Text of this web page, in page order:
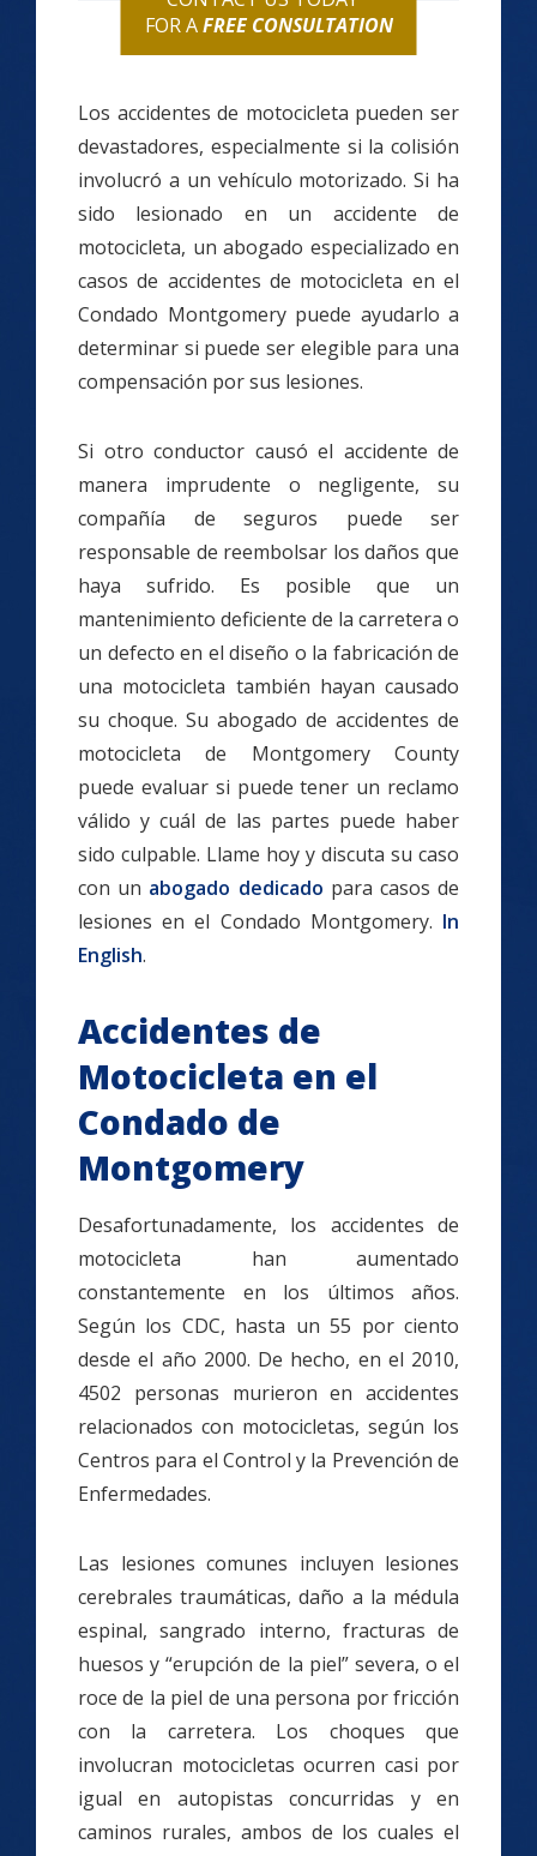
FOR AFREE CONSULTATION
Los accidentes de motocicleta pueden ser
devastadores, especialmente si la colisión
involucró a un vehículo motorizado. Si ha
sido lesionado en un accidente de
motocicleta, un abogado especializado en
casos de accidentes de motocicleta en el
Condado Montgomery puede ayudarlo a
determinar si puede ser elegible para una
compensación por sus lesiones.
Si otro conductor causó el accidente de
manera imprudente o negligente, su
compañía de seguros puede ser
responsable de reembolsar los daños que
haya sufrido. Es posible que un
mantenimiento deficiente de la carretera o
un defecto en el diseño o la fabricación de
una motocicleta también hayan causado
su choque. Su abogado de accidentes de
motocicleta de Montgomery County
puede evaluar si puede tener un reclamo
válido y cuál de las partes puede haber
sido culpable. Llame hoy y discuta su caso
con un abogado dedicado para casos de
lesiones en el Condado Montgomery. In
English.
Accidentes de
Motocicleta en el
Condado de
Montgomery
Desafortunadamente, los accidentes de
motocicleta han aumentado
constantemente en los últimos años.
Según los CDC, hasta un 55 por ciento
desde el año 2000. De hecho, en el 2010,
4502 personas murieron en accidentes
relacionados con motocicletas, según los
Centros para el Control y la Prevención de
Enfermedades.
Las lesiones comunes incluyen lesiones
cerebrales traumáticas, daño a la médula
espinal, sangrado interno, fracturas de
huesos y “erupción de la piel” severa, o el
roce de la piel de una persona por fricción
con la carretera. Los choques que
involucran motocicletas ocurren casi por
igual en autopistas concurridas y en
caminos rurales, ambos de los cuales el